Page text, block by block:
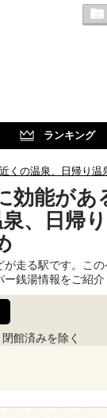
ランキング
くの温泉、日帰り
効能があ
、日帰
走る駅です。こ
銭湯情報をご紹介
閉館済みを除く